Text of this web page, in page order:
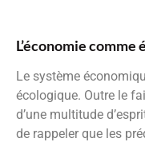
L’économie comme
Le système
écologique. Outre le
d’une multitude
de rappeler que les